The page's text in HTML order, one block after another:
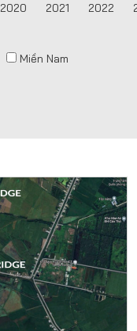
2020 2021 2022
Miền Nam